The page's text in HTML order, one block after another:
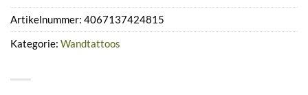
Artikelnummer: 4067137424815
Kategorie: Wandtattoos